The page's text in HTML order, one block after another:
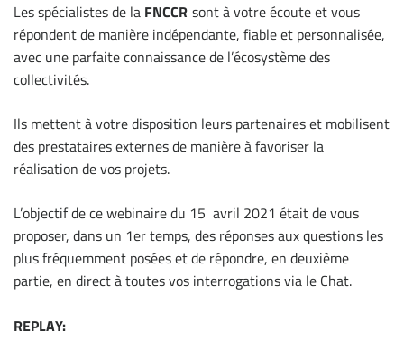
Les spécialistes de la FNCCR sont à votre écoute et vous
répondent de manière indépendante, fiable et personnalisée,
avec une parfaite connaissance de l’écosystème des
collectivités.
Ils mettent à votre disposition leurs partenaires et mobilisent
des prestataires externes de manière à favoriser la
réalisation de vos projets.
L’objectif de ce webinaire du 15 avril 2021 était de vous
proposer, dans un 1er temps, des réponses aux questions les
plus fréquemment posées et de répondre, en deuxième
partie, en direct à toutes vos interrogations via le Chat.
REPLAY: